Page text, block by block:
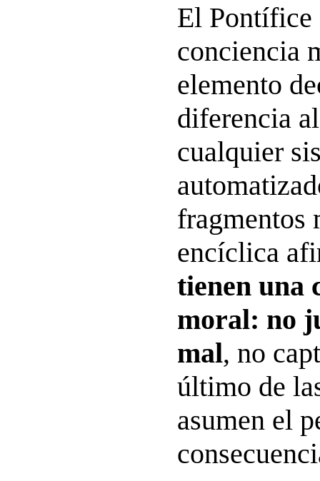
El Pontífice
conciencia
elemento
diferencia
cualquier
fragmentos
encíclica
tienen una
moral: no
mal, no
último de
asumen el